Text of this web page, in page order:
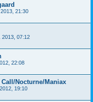
21:30
2013, 07:12
22:08
Nocturne/Maniax
19:10